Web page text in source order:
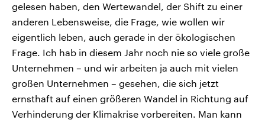
gelesen haben, den Wertewandel, der Shift zu einer
anderen Lebensweise, die Frage, wie wollen wir
eigentlich leben, auch gerade in der ökologischen
Frage. Ich hab in diesem Jahr noch nie so viele große
Unternehmen – und wir arbeiten ja auch mit vielen
großen Unternehmen – gesehen, die sich jetzt
ernsthaft auf einen größeren Wandel in Richtung auf
Verhinderung der Klimakrise vorbereiten. Man kann